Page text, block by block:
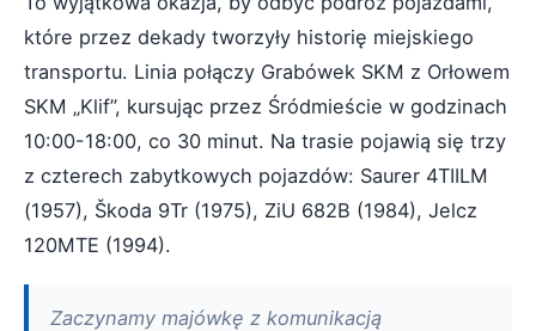
które przez dekady tworzyły historię miejskiego
transportu. Linia połączy Grabówek SKM z Orłowem
SKM „Klif”, kursując przez Śródmieście w godzinach
10:00-18:00, co 30 minut. Na trasie pojawią się trzy
z czterech zabytkowych pojazdów: Saurer 4TIILM
(1957), Škoda 9Tr (1975), ZiU 682B (1984), Jelcz
120MTE (1994).
Zaczynamy majówkę z komunikacją